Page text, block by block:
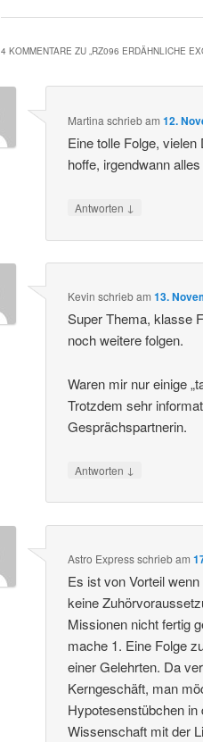
4 KOMMENTARE ZU „RZ096 ERDÄHNLICHE
Martina schriebam12.
Eine tolle Folge,
hoffe, irgendwann
Antworten ↓
Kevin schriebam13.
Super Thema, klasse
noch weitere folgen.
Waren mir nur einige
Trotzdem sehr
Gesprächspartnerin.
Antworten ↓
Astro Expressschriebam
Es ist von Vorteil
keine
Missionen nicht fertig
mache 1. Eine Folge
einer Gelehrten. Da
Kerngeschäft, man
Hypotesenstübchen
Wissenschaft mit der